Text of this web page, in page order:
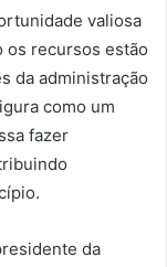
valiosa
os recursos estão
da administração
como um
fazer
da